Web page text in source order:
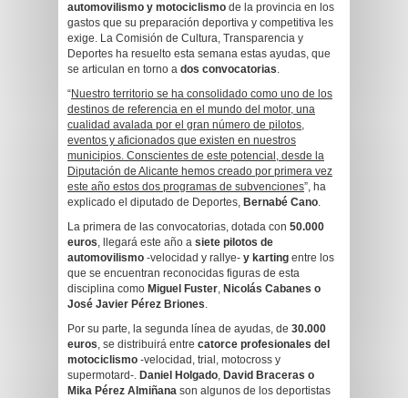
automovilismo y motociclismo de la provincia en los
gastos que su preparación deportiva y competitiva les
exige. La Comisión de Cultura, Transparencia y
Deportes ha resuelto esta semana estas ayudas, que
se articulan en torno a dos convocatorias.
“Nuestro territorio se ha consolidado como uno de los
destinos de referencia en el mundo del motor, una
cualidad avalada por el gran número de pilotos,
eventos y aficionados que existen en nuestros
municipios. Conscientes de este potencial, desde la
Diputación de Alicante hemos creado por primera vez
este año estos dos programas de subvenciones”, ha
explicado el diputado de Deportes, Bernabé Cano.
La primera de las convocatorias, dotada con 50.000
euros, llegará este año a siete pilotos de
automovilismo -velocidad y rallye- y karting entre los
que se encuentran reconocidas figuras de esta
disciplina como Miguel Fuster, Nicolás Cabanes o
José Javier Pérez Briones.
Por su parte, la segunda línea de ayudas, de 30.000
euros, se distribuirá entre catorce profesionales del
motociclismo -velocidad, trial, motocross y
supermotard-. Daniel Holgado, David Braceras o
Mika Pérez Almiñana son algunos de los deportistas